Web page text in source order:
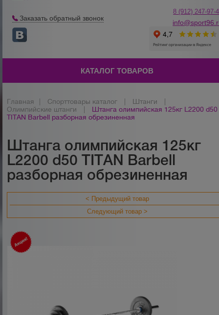
Заказать обратный звонок
8 (912) 247-97-
КАТАЛОГ ТОВАРОВ
Главная Спорттовары каталог Штанги
Олимпийские штанги
Штанга олимпийская 125кг L2200 d50
TITAN Barbell разборная обрезиненная
Штанга олимпийская 125кг
L2200 d50 TITAN Barbell
разборная обрезиненная
< Предыдущий товар
Следующий товар >